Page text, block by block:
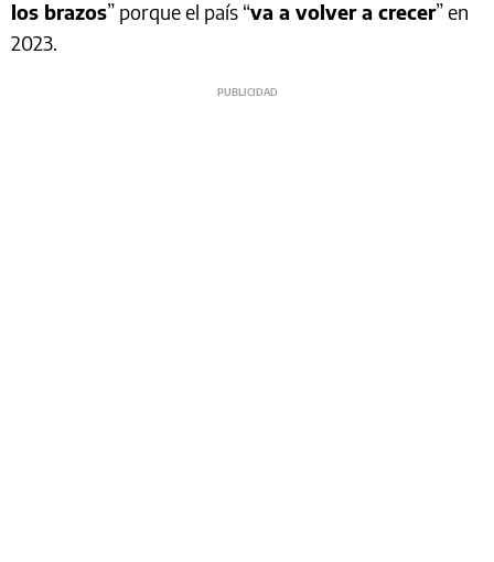
los brazos” porque el país “va a volver a crecer” en
2023.